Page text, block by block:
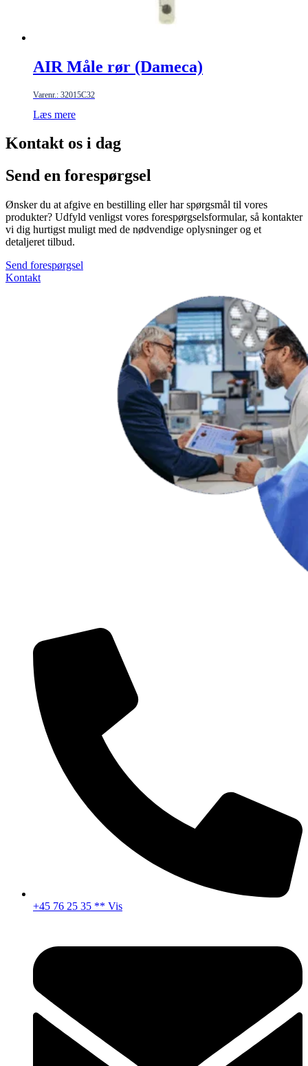
AIR Måle rør (Dameca)
Varenr.: 32015C32
Læs mere
Kontakt os i dag
Send en forespørgsel
Ønsker du at afgive en bestilling eller har spørgsmål til vores
produkter? Udfyld venligst vores forespørgselsformular, så kontakter
vi dig hurtigst muligt med de nødvendige oplysninger og et
detaljeret tilbud.
Send forespørgsel
Kontakt
+45 76 25 35 ** Vis